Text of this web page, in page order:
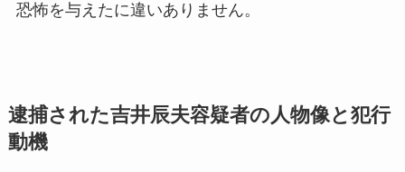
恐怖を与えたに違いありません。
逮捕された吉井辰夫容疑者の人物像と犯行
動機